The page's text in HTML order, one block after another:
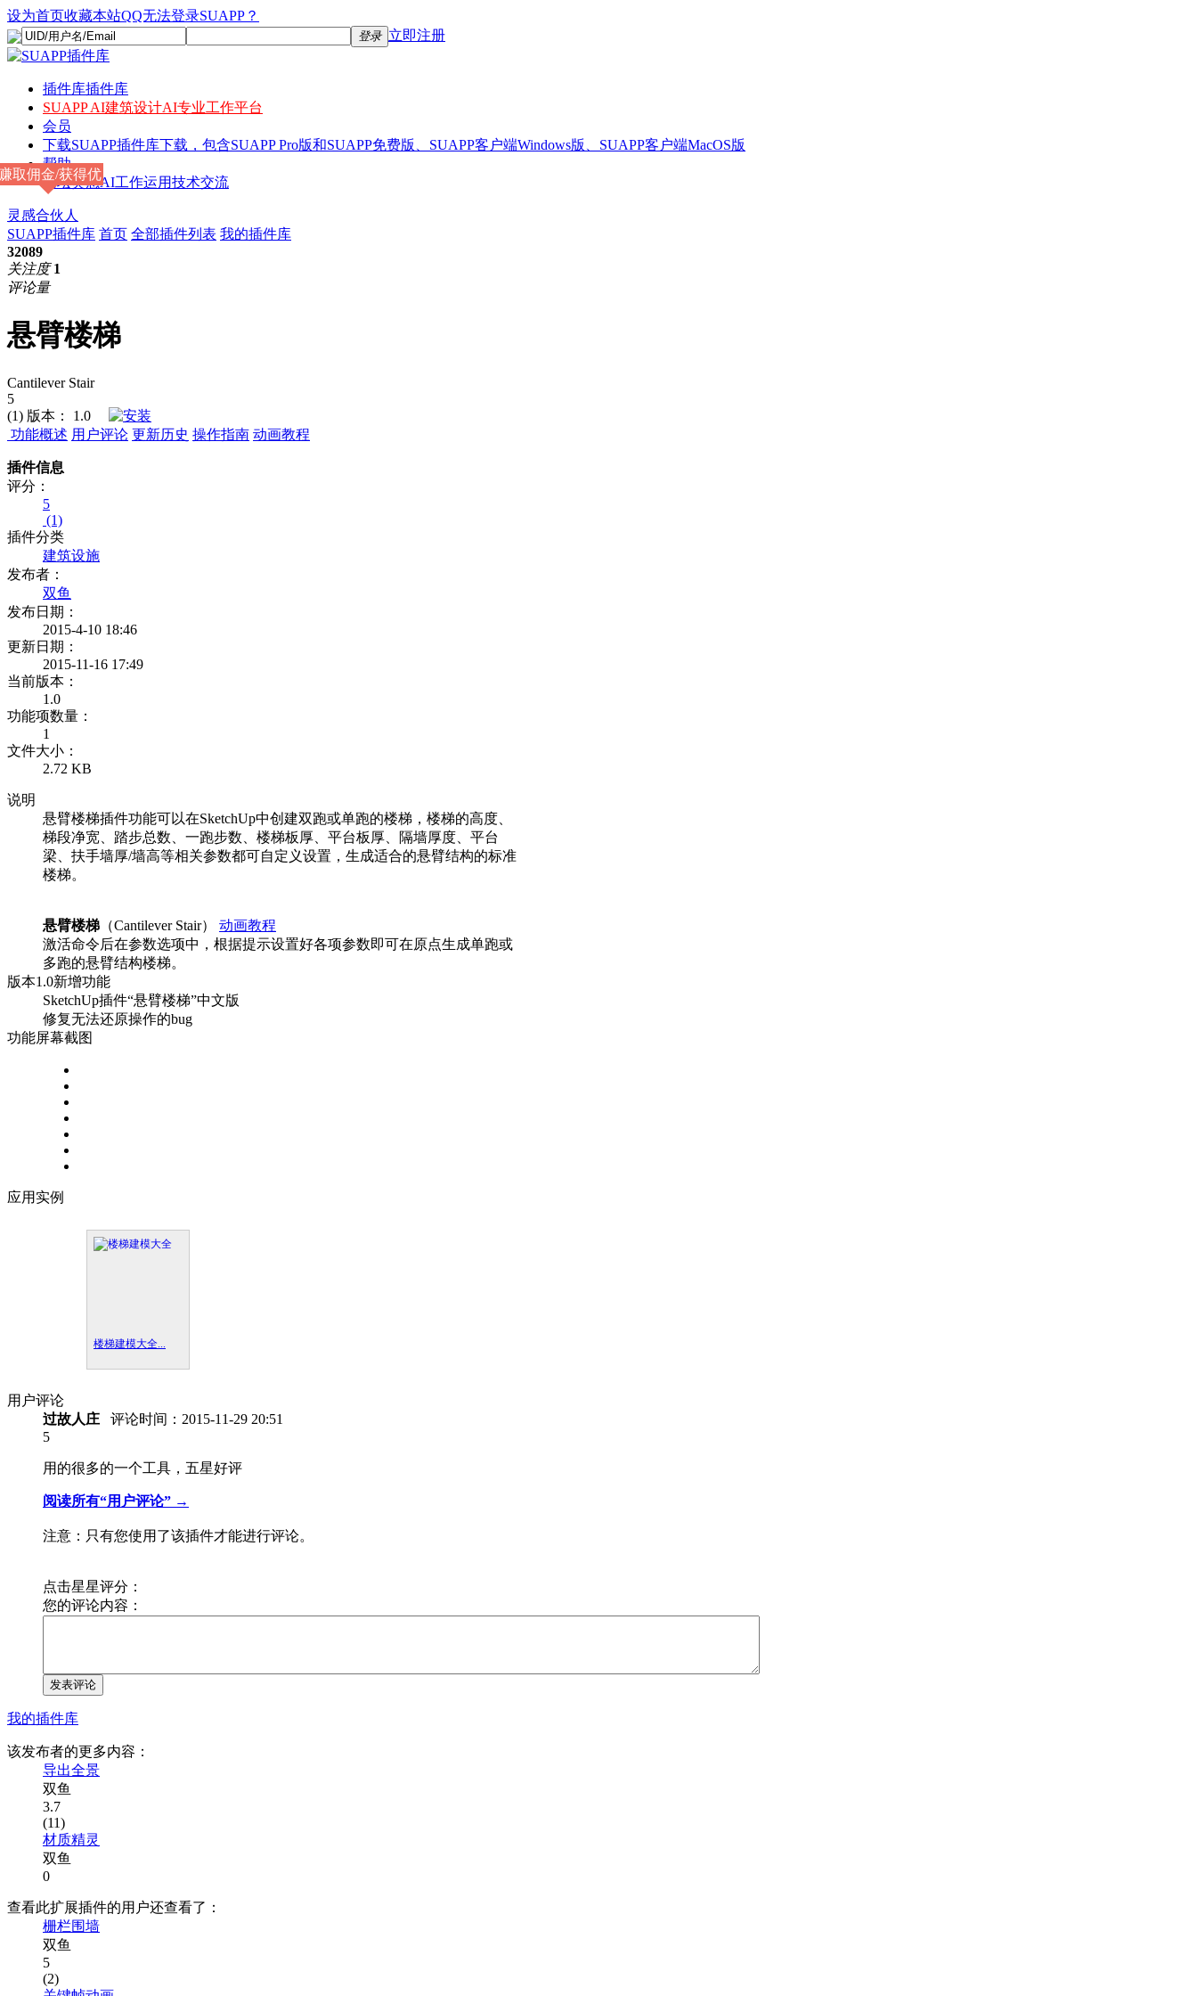
设为首页收藏本站QQ无法登录SUAPP？
登录 立即注册
插件库插件库
SUAPP AI建筑设计AI专业工作平台
会员
下载SUAPP插件库下载，包含SUAPP Pro版和SUAPP免费版、SUAPP客户端Windows版、SUAPP客户端MacOS版
帮助
论坛灵感AI工作运用技术交流
灵感合伙人
取佣金/获得优
惠
SUAPP插件库 首页 全部插件列表 我的插件库
32089
关注度 1
评论量
悬臂楼梯
Cantilever Stair
5
(1) 版本：
1.0
功能概述 用户评论 更新历史 操作指南 动画教程
插件信息
评分：
5
(1)
插件分类
建筑设施
发布者：
双鱼
发布日期：
2015-4-10 18:46
更新日期：
2015-11-16 17:49
当前版本：
1.0
功能项数量：
1
文件大小：
2.72 KB
说明
悬臂楼梯插件功能可以在SketchUp中创建双跑或单跑的楼梯，楼梯的高度、
梯段净宽、踏步总数、一跑步数、楼梯板厚、平台板厚、隔墙厚度、平台
梁、扶手墙厚/墙高等相关参数都可自定义设置，生成适合的悬臂结构的标准
楼梯。
悬臂楼梯 （Cantilever Stair）
动画教程
激活命令后在参数选项中，根据提示设置好各项参数即可在原点生成单跑或
多跑的悬臂结构楼梯。
版本1.0新增功能
SketchUp插件“悬臂楼梯”中文版
修复无法还原操作的bug
功能屏幕截图
应用实例
楼梯建模大全...
用户评论
过故人庄
评论时间： 2015-11-29 20:51
5
用的很多的一个工具，五星好评
阅读所有“用户评论” →
注意：只有您使用了该插件才能进行评论。
点击星星评分：
您的评论内容：
发表评论
我的插件库
该发布者的更多内容：
导出全景
双鱼
3.7
(11)
材质精灵
双鱼
0
查看此扩展插件的用户还查看了：
栅栏围墙
双鱼
5
(2)